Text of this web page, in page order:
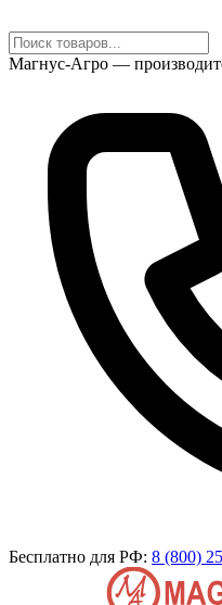
Магнус-Агро —
Бесплатно для РФ: 8 (800)